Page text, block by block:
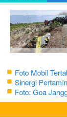
Foto Mobil
Sinergi
Foto: Goa
Bojonegoro